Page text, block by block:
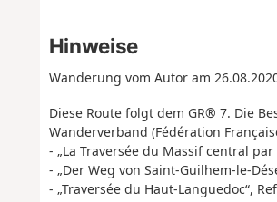
Hinweise
Wanderung vom Autor am
Diese Route folgt dem GR® 7. Die
Wanderverband (Fédération
- „La Traversée du Massif central
- „Der Weg von Saint-Guilhem-le-
- „Traversée du Haut-Languedoc“,